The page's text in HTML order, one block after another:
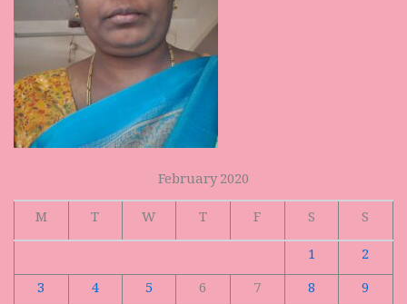
February 2020
M
T W T F S
S
1
2
3
4 5 6 7 8
9